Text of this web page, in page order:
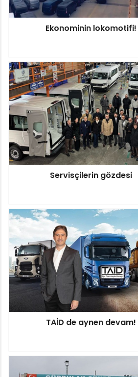
Ekonominin lokomotifi!
Servisçilerin gözdesi
TAİD de aynen devam!